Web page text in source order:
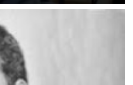
الخميس 6 أغسطس 2026 10:27 ص